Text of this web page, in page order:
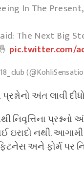
In The
The Next Big
pic.twitter.com/
અંત લાવી
નિવૃત્તિના
ઇરાદો નથી.
અને ફોર્મ પર